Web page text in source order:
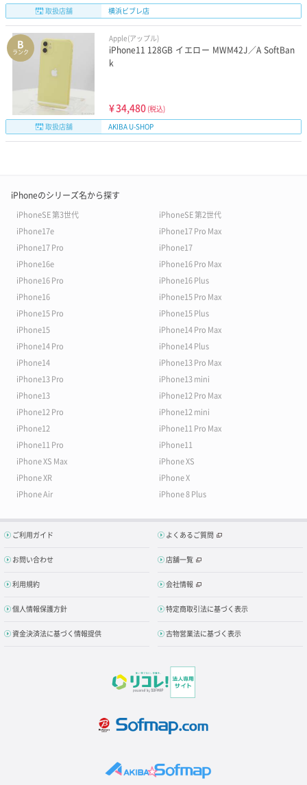
取扱店舗
横浜ビブレ店
B
ランク
Apple(アップル)
iPhone11 128GB イエロー MWM42J／A SoftBan
k
¥34,480 (税込)
取扱店舗
AKIBA U-SHOP
iPhoneのシリーズ名から探す
iPhoneSE 第3世代
iPhoneSE 第2世代
iPhone17e
iPhone17 Pro Max
iPhone17 Pro
iPhone17
iPhone16e
iPhone16 Pro Max
iPhone16 Pro
iPhone16 Plus
iPhone16
iPhone15 Pro Max
iPhone15 Pro
iPhone15 Plus
iPhone15
iPhone14 Pro Max
iPhone14 Pro
iPhone14 Plus
iPhone14
iPhone13 Pro Max
iPhone13 Pro
iPhone13 mini
iPhone13
iPhone12 Pro Max
iPhone12 Pro
iPhone12 mini
iPhone12
iPhone11 Pro Max
iPhone11 Pro
iPhone11
iPhone XS Max
iPhone XS
iPhone XR
iPhone X
iPhone Air
iPhone 8 Plus
ご利用ガイド よくあるご質問
お問い合わせ 店舗一覧
利用規約 会社情報
個人情報保護方針 特定商取引法に基づく表示
資金決済法に基づく情報提供 古物営業法に基づく表示